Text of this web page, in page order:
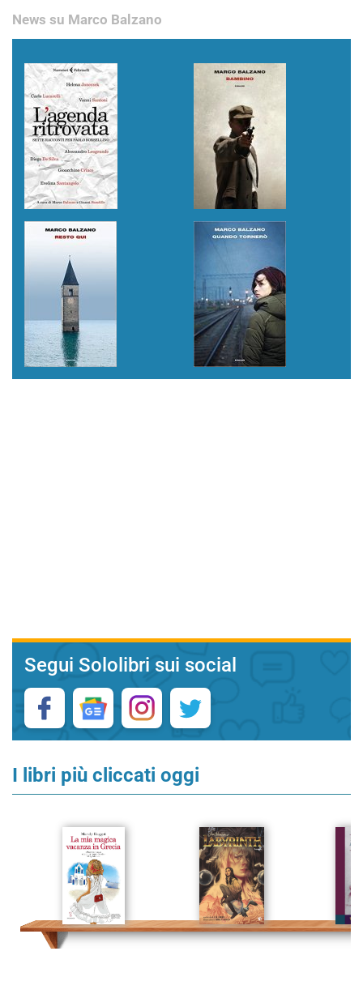
News su Marco Balzano
Segui Sololibri sui social
I libri più cliccati oggi